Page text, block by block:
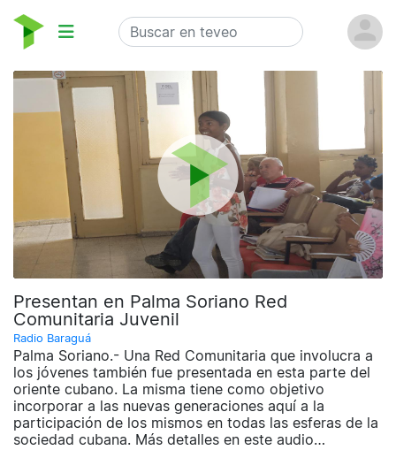
Presentan en Palma Soriano Red
Comunitaria Juvenil
Radio Baraguá
Palma Soriano.- Una Red Comunitaria que involucra a
los jóvenes también fue presentada en esta parte del
oriente cubano. La misma tiene como objetivo
incorporar a las nuevas generaciones aquí a la
participación de los mismos en todas las esferas de la
sociedad cubana. Más detalles en este audio…